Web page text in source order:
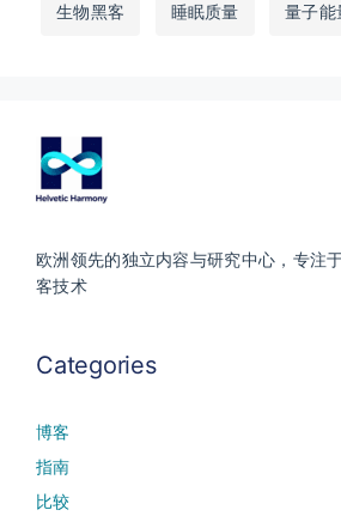
生物黑客 睡眠质量 量子能
欧洲领先的独立内容与研究中心，专注
客技术
Categories
博客
指南
比较